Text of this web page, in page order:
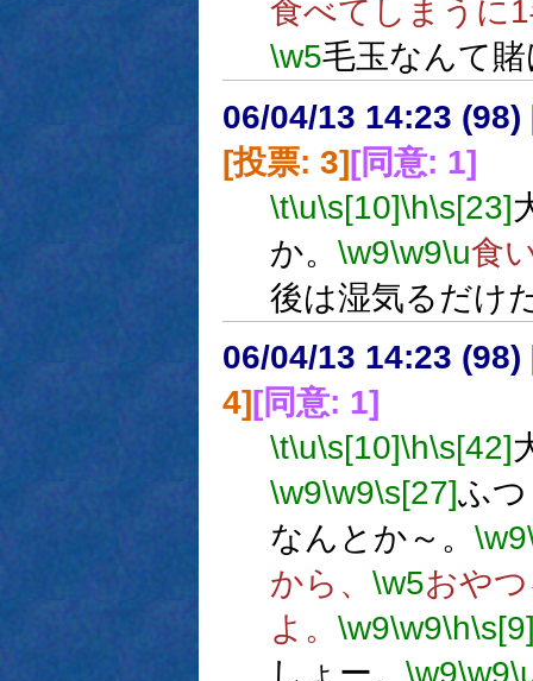
食べてしまうに
\w5毛玉なんて
06/04/13 14:23 (98)
[投票: 3][同意: 1]
\t\u\s[10]\h\s[23]
か。 \w9\w9\u食
後は湿気るだけ
06/04/13 14:23 (98)
4][同意: 1]
\t\u\s[10]\h\s[42]
\w9\w9\s[27]ふ
なんとか～。 \w9
から、 \w5おや
よ。 \w9\w9\h
しょー。 \w9\w9